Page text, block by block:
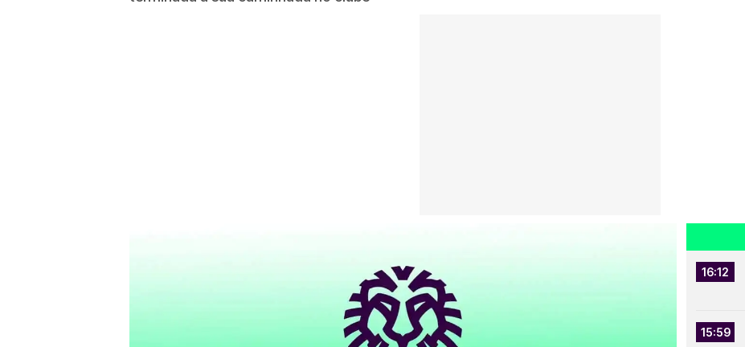
16:12
15:59